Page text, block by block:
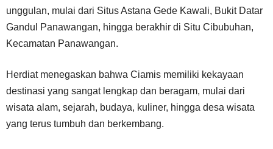
unggulan, mulai dari Situs Astana Gede Kawali, Bukit Datar
Gandul Panawangan, hingga berakhir di Situ Cibubuhan,
Kecamatan Panawangan.
Herdiat menegaskan bahwa Ciamis memiliki kekayaan
destinasi yang sangat lengkap dan beragam, mulai dari
wisata alam, sejarah, budaya, kuliner, hingga desa wisata
yang terus tumbuh dan berkembang.